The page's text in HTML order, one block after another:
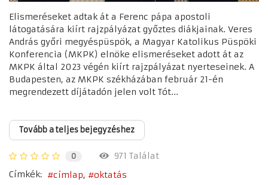
Elismeréseket adtak át a Ferenc pápa apostoli
látogatására kiírt rajzpályázat győztes diákjainak. Veres
András győri megyéspüspök, a Magyar Katolikus Püspöki
Konferencia (MKPK) elnöke elismeréseket adott át az
MKPK által 2023 végén kiírt rajzpályázat nyerteseinek. A
Budapesten, az MKPK székházában február 21-én
megrendezett díjátadón jelen volt Tót...
Tovább a teljes bejegyzéshez
0
971 Találat
Címkék:
címlap oktatás